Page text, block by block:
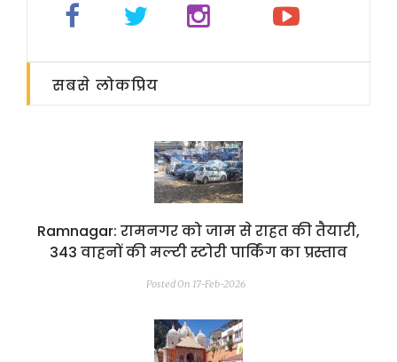
सबसे लोकप्रिय
Ramnagar: रामनगर को जाम से राहत की तैयारी,
343 वाहनों की मल्टी स्टोरी पार्किंग का प्रस्ताव
Posted On 17-Feb-2026